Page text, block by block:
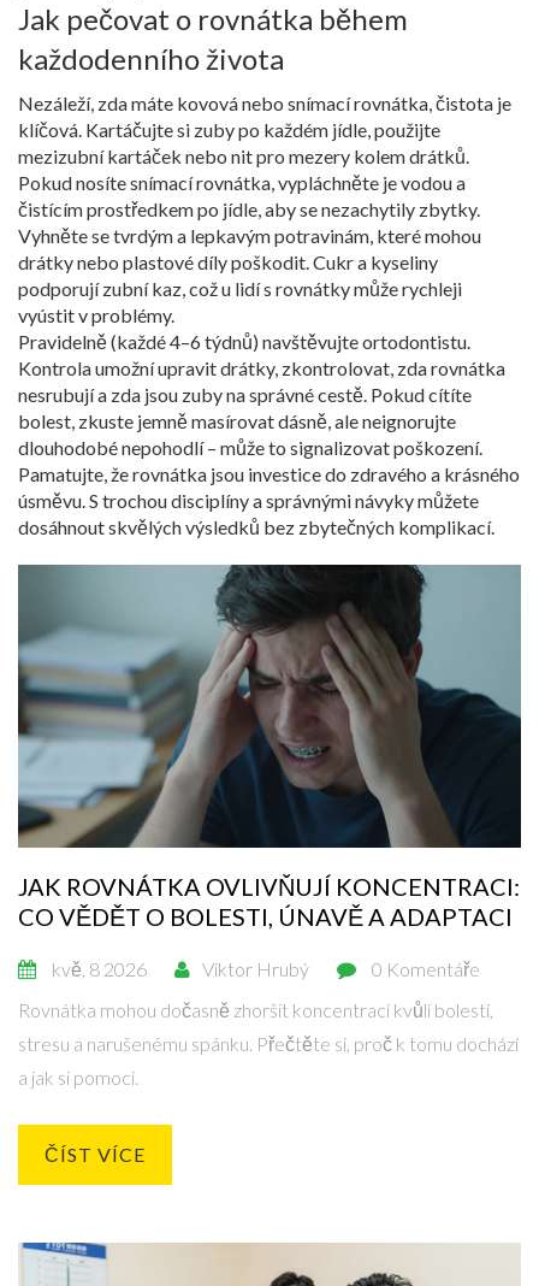
Jak pečovat o rovnátka během
každodenního života
Nezáleží, zda máte kovová nebo snímací rovnátka, čistota je
klíčová. Kartáčujte si zuby po každém jídle, použijte
mezizubní kartáček nebo nit pro mezery kolem drátků.
Pokud nosíte snímací rovnátka, vypláchněte je vodou a
čistícím prostředkem po jídle, aby se nezachytily zbytky.
Vyhněte se tvrdým a lepkavým potravinám, které mohou
drátky nebo plastové díly poškodit. Cukr a kyseliny
podporují zubní kaz, což u lidí s rovnátky může rychleji
vyústit v problémy.
Pravidelně (každé 4–6 týdnů) navštěvujte ortodontistu.
Kontrola umožní upravit drátky, zkontrolovat, zda rovnátka
nesrubují a zda jsou zuby na správné cestě. Pokud cítíte
bolest, zkuste jemně masírovat dásně, ale neignorujte
dlouhodobé nepohodlí – může to signalizovat poškození.
Pamatujte, že rovnátka jsou investice do zdravého a krásného
úsměvu. S trochou disciplíny a správnými návyky můžete
dosáhnout skvělých výsledků bez zbytečných komplikací.
JAK ROVNÁTKA OVLIVŇUJÍ KONCENTRACI:
CO VĚDĚT O BOLESTI, ÚNAVĚ A ADAPTACI
kvě, 8 2026 Viktor Hrubý
0 Komentáře
Rovnátka mohou dočasně zhoršit koncentraci kvůli bolesti,
stresu a narušenému spánku. Přečtěte si, proč k tomu dochází
a jak si pomoci.
ČÍST VÍCE